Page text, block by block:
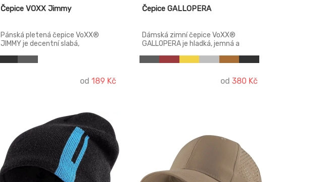
Čepice VOXX Jimmy
Pánská pletená čepice VoXX®
JIMMY je decentní slabá,
od 189 Kč
Čepice GALLOPERA
Dámská zimní čepice VoXX®
GALLOPERA je hladká, jemná a
od 380 Kč